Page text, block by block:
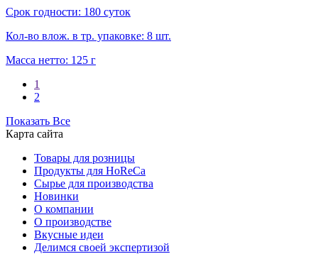
Срок годности: 180 суток
Кол-во влож. в тр. упаковке: 8 шт.
Масса нетто: 125 г
1
2
Показать Все
Карта сайта
Товары для розницы
Продукты для HoReCa
Сырье для производства
Новинки
О компании
О производстве
Вкусные идеи
Делимся своей экспертизой